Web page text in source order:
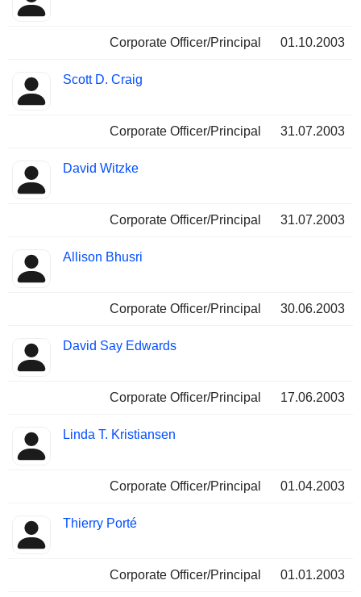
Corporate Officer/Principal 01.10.2003
Scott D. Craig
Corporate Officer/Principal 31.07.2003
David Witzke
Corporate Officer/Principal 31.07.2003
Allison Bhusri
Corporate Officer/Principal 30.06.2003
David Say Edwards
Corporate Officer/Principal 17.06.2003
Linda T. Kristiansen
Corporate Officer/Principal 01.04.2003
Thierry Porté
Corporate Officer/Principal 01.01.2003